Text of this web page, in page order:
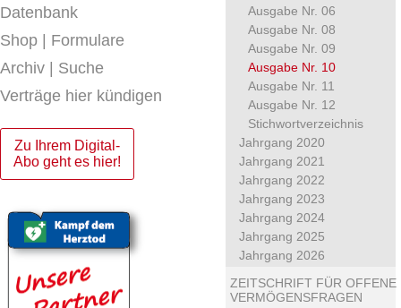
Datenbank
Shop | Formulare
Archiv | Suche
Verträge hier kündigen
Zu Ihrem Digital-
Abo geht es hier!
Ausgabe Nr. 06
Ausgabe Nr. 08
Ausgabe Nr. 09
Ausgabe Nr. 10
Ausgabe Nr. 11
Ausgabe Nr. 12
Stichwortverzeichnis
Jahrgang 2020
Jahrgang 2021
Jahrgang 2022
Jahrgang 2023
Jahrgang 2024
Jahrgang 2025
Jahrgang 2026
ZEITSCHRIFT FÜR OFFENE
VERMÖGENSFRAGEN